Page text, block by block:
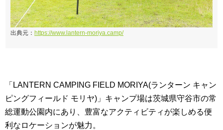
出典元： https://www.lantern-moriya.camp/
「LANTERN CAMPING FIELD MORIYA(ランターン キャン
ピングフィールド モリヤ)」キャンプ場は茨城県守谷市の常
総運動公園内にあり、豊富なアクティビティが楽しめる便
利なロケーションが魅力。